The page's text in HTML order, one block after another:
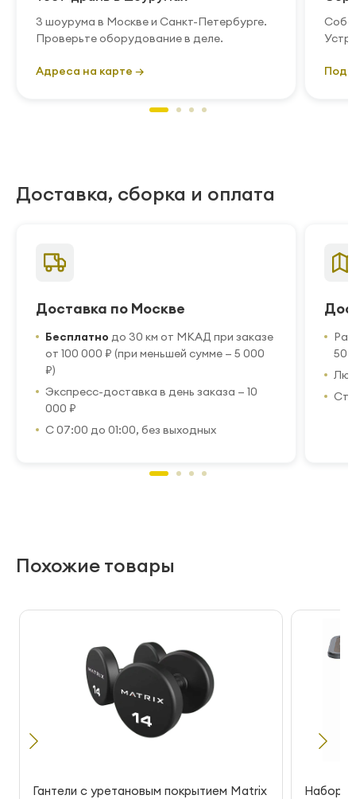
3 шоурума в Москве и Санкт-Петербурге.
Проверьте оборудование в деле.
Адреса на карте →
Доставка, сборка и оплата
Доставка по Москве
Бесплатно до 30 км от МКАД при заказе
от 100 000 ₽ (при меньшей сумме — 5 000
₽)
Экспресс-доставка в день заказа — 10
000 ₽
С 07:00 до 01:00, без выходных
50
Похожие товары
Гантели с уретановым покрытием Matrix
Набор